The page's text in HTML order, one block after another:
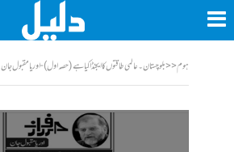
ہوم<<بلوچستان۔عالمی طاقتوں کا ایجنڈا کیا ہے (حصہ اول)-اوریا مقبول جان